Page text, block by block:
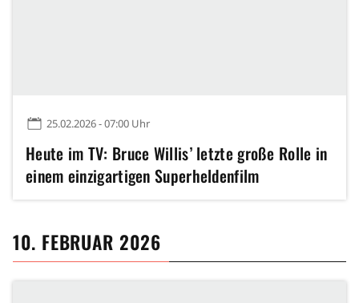
25.02.2026 - 07:00 Uhr
Heute im TV: Bruce Willis’ letzte große Rolle in
einem einzigartigen Superheldenfilm
10. FEBRUAR 2026